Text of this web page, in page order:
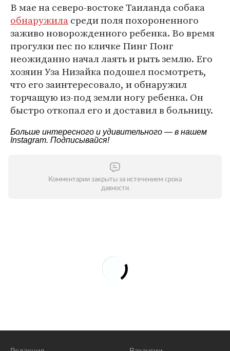
В мае на северо-востоке Таиланда собака
обнаружиласреди поля похороненного
заживо новорожденного ребенка. Во время
прогулки пес по кличке Пинг Понг
неожиданно начал лаять и рыть землю. Его
хозяин Уза Низайка подошел посмотреть,
что его заинтересовало, и обнаружил
торчащую из-под земли ногу ребенка. Он
быстро откопал его и доставил в больницу.
Больше интересного и удивительного — в нашем
Instagram. Подписывайся!
Комментарии закрыты за истечением срока
давности